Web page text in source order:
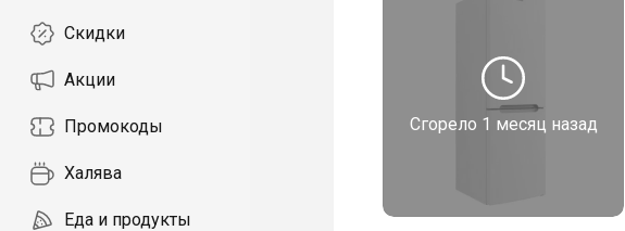
Скидки
Акции
Промокоды
Халява
Еда и продукты
Сгорело 1 месяц назад